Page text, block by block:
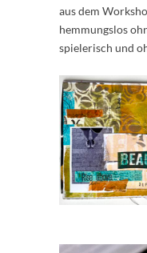
aus dem
hemmungslos
spielerisch und